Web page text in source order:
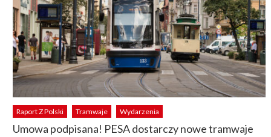
Raport Z Polski Tramwaje Wydarzenia
Umowa podpisana! PESA dostarczy nowe tramwaje